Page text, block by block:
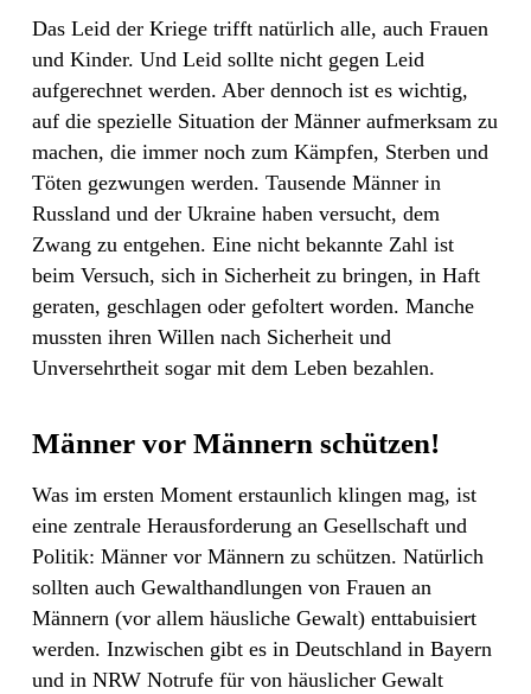
Das Leid der Kriege trifft natürlich alle, auch Frauen
und Kinder. Und Leid sollte nicht gegen Leid
aufgerechnet werden. Aber dennoch ist es wichtig,
auf die spezielle Situation der Männer aufmerksam zu
machen, die immer noch zum Kämpfen, Sterben und
Töten gezwungen werden. Tausende Männer in
Russland und der Ukraine haben versucht, dem
Zwang zu entgehen. Eine nicht bekannte Zahl ist
beim Versuch, sich in Sicherheit zu bringen, in Haft
geraten, geschlagen oder gefoltert worden. Manche
mussten ihren Willen nach Sicherheit und
Unversehrtheit sogar mit dem Leben bezahlen.
Männer vor Männern schützen!
Was im ersten Moment erstaunlich klingen mag, ist
eine zentrale Herausforderung an Gesellschaft und
Politik: Männer vor Männern zu schützen. Natürlich
sollten auch Gewalthandlungen von Frauen an
Männern (vor allem häusliche Gewalt) enttabuisiert
werden. Inzwischen gibt es in Deutschland in Bayern
und in NRW Notrufe für von häuslicher Gewalt